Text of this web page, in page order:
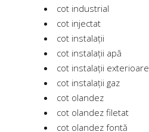
cot industrial
cot injectat
cot instalații
cot instalații apă
cot instalații exterioare
cot instalații gaz
cot olandez
cot olandez filetat
cot olandez fontă